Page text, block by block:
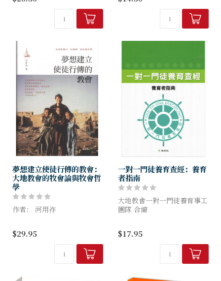
即使教會有很大的不同，也有
當被問及2...
使你虛實不分而徬徨迷失？
甚至使你的信仰遇到瓶頸，找
不到擺脫的途徑？
夢想建立使徒行傳的教會：
大地教會的牧會論與牧會哲
學
作者： 河用祚
讓教會成為教會的是什麼？
即使教會再多、神學院再多、
為什麼世界依然沒有改變？
$29.95
一對一門徒養育查經：養育
者指南
大地教會一對一門徒養育事工
團隊 合編
建立基督徒和教會的方法!
$17.95